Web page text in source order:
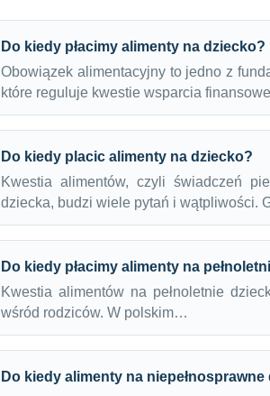
Do kiedy płacimy alimenty na dziecko?
Obowiązek alimentacyjny to jedno z
które reguluje kwestie wsparcia
Do kiedy placic alimenty na dziecko?
Kwestia alimentów, czyli świadczeń
dziecka, budzi wiele pytań i wątpliwości.
Do kiedy płacimy alimenty na
Kwestia alimentów na pełnoletnie
wśród rodziców. W polskim…
Do kiedy alimenty na